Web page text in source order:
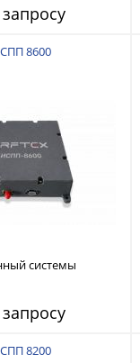
8600
системы
помех RFТех
8200